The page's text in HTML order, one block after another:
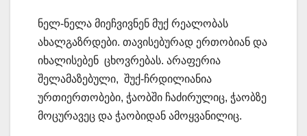
ნელ-ნელა მიეჩვივნენ მუქ რეალობას
ახალგაზრდები. თავისებურად ერთობიან და
იხალისებენ ცხოვრებას. არაფერია
შელამაზებული, შუქ-ჩრდილიანია
ურთიერთობები, ჭაობში ჩაძირულიც, ჭაობზე
მოცურავეც და ჭაობიდან ამოყვანილიც.